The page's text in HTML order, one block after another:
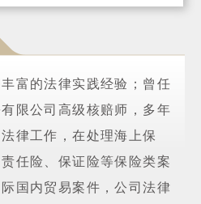
富的法律实践经验；曾任
限公司高级核赔师，多年
律工作，在处理海上保
任险、保证险等保险类案
国内贸易案件，公司法律